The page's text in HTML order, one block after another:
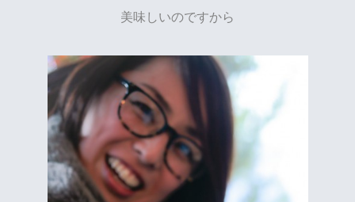
美味しいのですから